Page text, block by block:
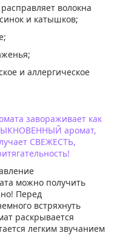
волокна
и катышков;
и аллергическое
завораживает как
аромат,
СВЕЖЕСТЬ,
можно получить
Перед
встряхнуть
раскрывается
легким звучанием